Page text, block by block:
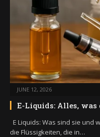
JUNE 12, 2026
E-Liquids: Alles, was
E Liquids: Was sind sie und
die Flüssigkeiten, die in…